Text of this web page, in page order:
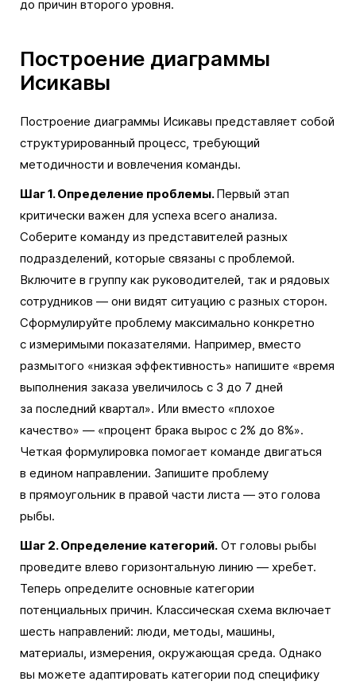
до причин второго уровня.
Построение диаграммы
Исикавы
Построение диаграммы Исикавы представляет собой
структурированный процесс, требующий
методичности и вовлечения команды.
Шаг 1. Определение проблемы.Первый этап
критически важен для успеха всего анализа.
Соберите команду из представителей разных
подразделений, которые связаны с проблемой.
Включите в группу как руководителей, так и рядовых
сотрудников — они видят ситуацию с разных сторон.
Сформулируйте проблему максимально конкретно
с измеримыми показателями. Например, вместо
размытого «низкая эффективность» напишите «время
выполнения заказа увеличилось с 3 до 7 дней
за последний квартал». Или вместо «плохое
качество» — «процент брака вырос с 2% до 8%».
Четкая формулировка помогает команде двигаться
в едином направлении. Запишите проблему
в прямоугольник в правой части листа — это голова
рыбы.
Шаг 2. Определение категорий. От головы рыбы
проведите влево горизонтальную линию — хребет.
Теперь определите основные категории
потенциальных причин. Классическая схема включает
шесть направлений: люди, методы, машины,
материалы, измерения, окружающая среда. Однако
вы можете адаптировать категории под специфику